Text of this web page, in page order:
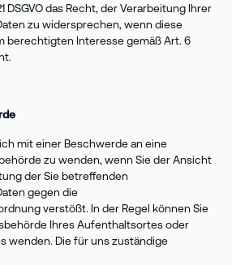
DSGVO das Recht, der Verarbeitung Ihrer
zu widersprechen, wenn diese
berechtigten Interesse gemäß Art. 6
mit einer Beschwerde an eine
zu wenden, wenn Sie der Ansicht
der Sie betreffenden
gegen die
verstößt. In der Regel können Sie
Ihres Aufenthaltsortes oder
wenden. Die für uns zuständige